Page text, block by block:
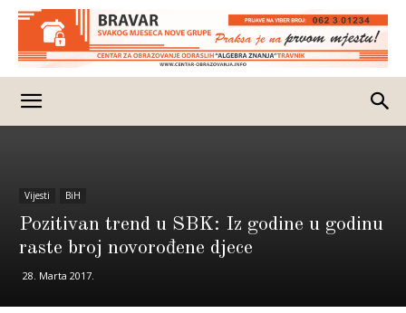
Vijesti BiH
Pozitivan trend u SBK: Iz godine u godinu
raste broj novorođene djece
28. Marta 2017.